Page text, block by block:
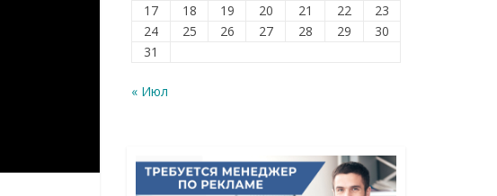
17
18 19 20 21 22
23
24
25 26 27 28 29
30
31
« Июл